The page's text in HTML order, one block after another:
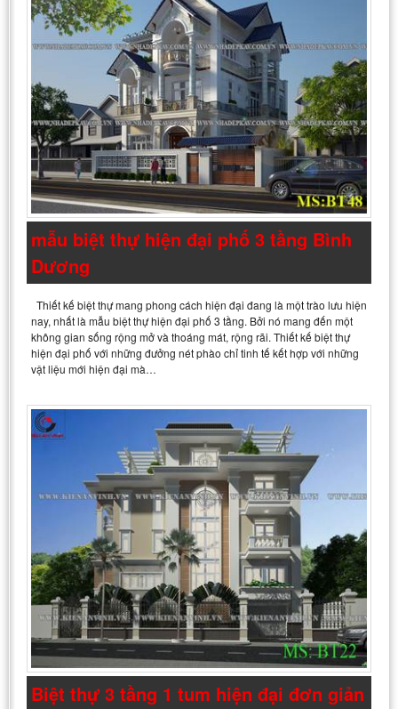
mẫu biệt thự hiện đại phố 3 tầng Bình
Dương
Thiết kế biệt thự mang phong cách hiện đại đang là một trào lưu hiện
nay, nhất là mẫu biệt thự hiện đại phố 3 tầng. Bởi nó mang đến một
không gian sống rộng mở và thoáng mát, rộng rãi. Thiết kế biệt thự
hiện đại phố với những đưởng nét phào chỉ tinh tế kết hợp với những
vật liệu mới hiện đại mà…
Biệt thự 3 tầng 1 tum hiện đại đơn giản